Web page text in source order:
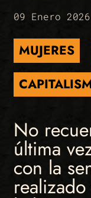
09 Enero 2026
MUJERES
No
última
con la